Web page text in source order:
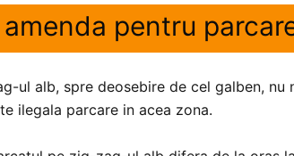
pentru
ul alb, spre deosebire de cel galben,
ilegala parcare in acea zona.